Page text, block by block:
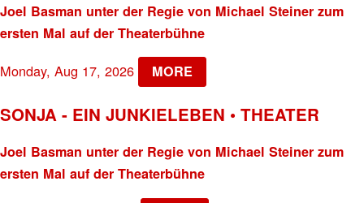
Joel Basman unter der Regie von Michael Steiner zum
ersten Mal auf der Theaterbühne
Monday, Aug 17, 2026 MORE
SONJA - EIN JUNKIELEBEN • THEATER
Joel Basman unter der Regie von Michael Steiner zum
ersten Mal auf der Theaterbühne